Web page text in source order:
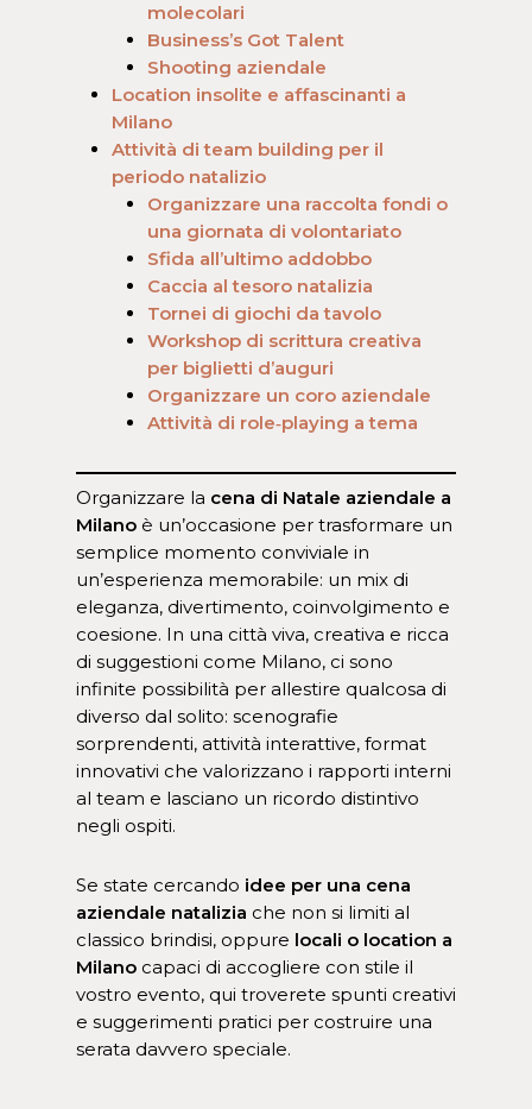
molecolari
Business’s Got Talent
Shooting aziendale
Location insolite e affascinanti a
Milano
Attività di team building per il
periodo natalizio
Organizzare una raccolta fondi o
una giornata di volontariato
Sfida all’ultimo addobbo
Caccia al tesoro natalizia
Tornei di giochi da tavolo
Workshop di scrittura creativa
per biglietti d’auguri
Organizzare un coro aziendale
Attività di role‑playing a tema
Organizzare la cena di Natale aziendale a
Milano è un’occasione per trasformare un
semplice momento conviviale in
un’esperienza memorabile: un mix di
eleganza, divertimento, coinvolgimento e
coesione. In una città viva, creativa e ricca
di suggestioni come Milano, ci sono
infinite possibilità per allestire qualcosa di
diverso dal solito: scenografie
sorprendenti, attività interattive, format
innovativi che valorizzano i rapporti interni
al team e lasciano un ricordo distintivo
negli ospiti.
Se state cercando idee per una cena
aziendale natalizia che non si limiti al
classico brindisi, oppure locali o location a
Milano capaci di accogliere con stile il
vostro evento, qui troverete spunti creativi
e suggerimenti pratici per costruire una
serata davvero speciale.